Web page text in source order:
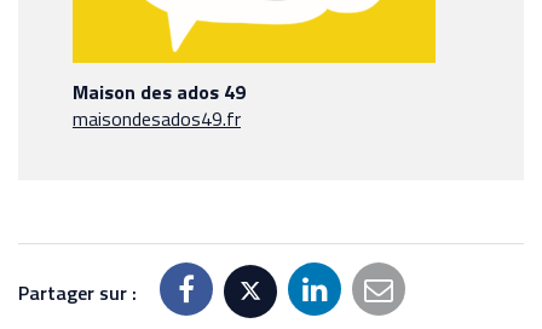
Maison des ados 49
maisondesados49.fr
Partager sur :